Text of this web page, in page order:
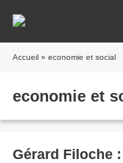
Accueil » economie et social
economie et
Gérard Filoche